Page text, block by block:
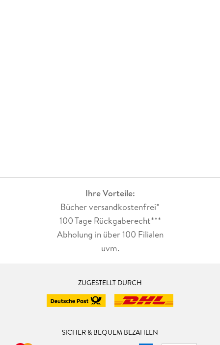
Ihre Vorteile:
Bücher versandkostenfrei*
100 Tage Rückgaberecht***
Abholung in über 100 Filialen
uvm.
ZUGESTELLT DURCH
SICHER & BEQUEM BEZAHLEN